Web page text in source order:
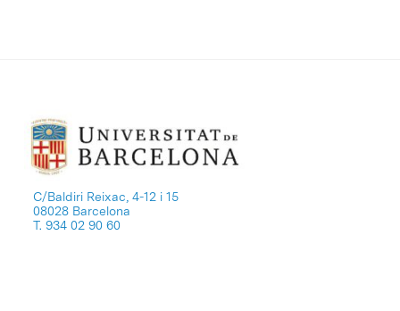
C/Baldiri Reixac, 4-12 i 15
08028 Barcelona
T. 934 02 90 60